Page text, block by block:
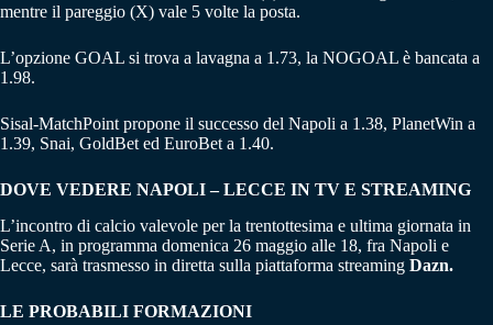
mentre il pareggio (X) vale 5 volte la posta.
L’opzione GOAL si trova a lavagna a 1.73, la NOGOAL è bancata a
1.98.
Sisal-MatchPoint propone il successo del Napoli a 1.38, PlanetWin a
1.39, Snai, GoldBet ed EuroBet a 1.40.
DOVE VEDERE NAPOLI – LECCE IN TV E STREAMING
L’incontro di calcio valevole per la trentottesima e ultima giornata in
Serie A, in programma domenica 26 maggio alle 18, fra Napoli e
Lecce, sarà trasmesso in diretta sulla piattaforma streaming Dazn.
LE PROBABILI FORMAZIONI